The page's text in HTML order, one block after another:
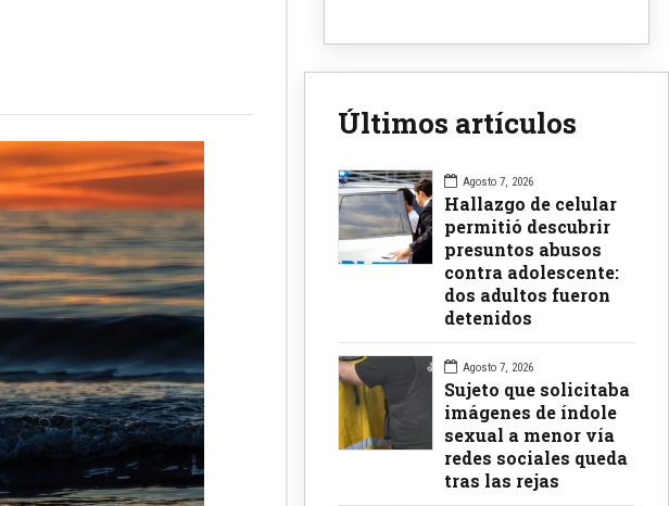
Últimos artículos
Agosto 7, 2026
Hallazgo de celular
permitió descubrir
presuntos abusos
contra adolescente:
dos adultos fueron
detenidos
Agosto 7, 2026
Sujeto que solicitaba
imágenes de índole
sexual a menor vía
redes sociales queda
tras las rejas